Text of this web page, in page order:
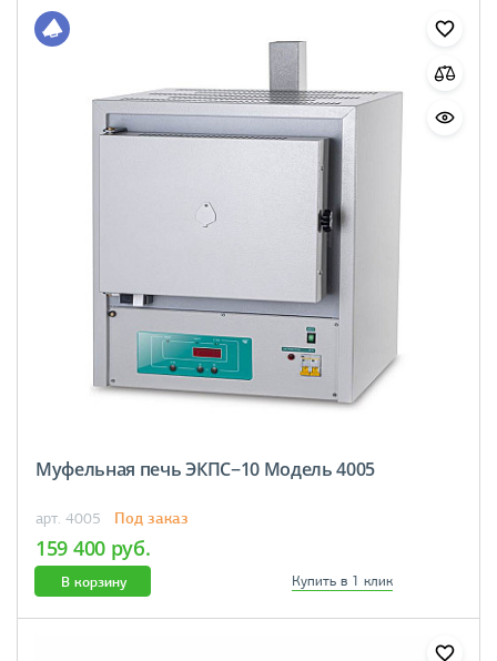
Муфельная печь ЭКПС−10 Модель 4005
арт. 4005 Под заказ
159 400 руб.
В корзину Купить в 1 клик